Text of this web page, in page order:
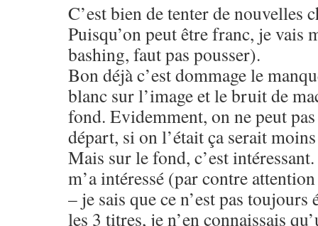
C’est bien de tenter de nouvelles
Puisqu’on peut être franc, je vais
bashing, faut pas pousser).
Bon déjà c’est dommage le
blanc sur l’image et le bruit de
fond. Evidemment, on ne peut
départ, si on l’était ça serait
Mais sur le fond, c’est
m’a intéressé (par contre
– je sais que ce n’est pas
les 3 titres, je n’en connaissais